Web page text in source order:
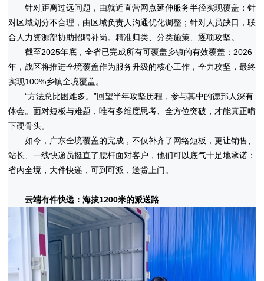
针对距离过远问题，由就近直营网点延伸服务半径实现覆盖；针
对区域划分不合理，由区域负责人沟通优化调整；针对人员缺口，联
合人力资源部协助招聘补岗。精准归类、分类施策、逐项攻坚。
截至2025年底，全省已完成所有可覆盖乡镇的有效覆盖；2026
年，战区将推进全境覆盖作为服务升级的核心工作，全力攻坚，最终
实现100%乡镇全境覆盖。
“方法总比困难多。”回望半年攻坚历程，参与其中的德邦人深有
体会。面对短板与难题，唯有多维度思考、全方位突破，才能真正啃
下硬骨头。
如今，广东全境覆盖的完成，不仅补齐了网络短板，更让销售、
站长、一线快递员挺直了腰杆面对客户，他们可以底气十足地承诺：
省内全境，大件快递，可到可派，送货上门。
云端有件快递：海拔1200米的派送路